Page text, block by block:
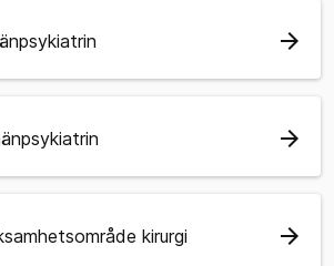
arrow_forward
arrow_forward
kirurgi arrow_forward